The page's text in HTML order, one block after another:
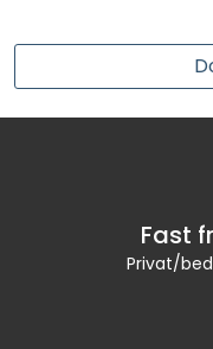
Fast
Privat/
Om oss